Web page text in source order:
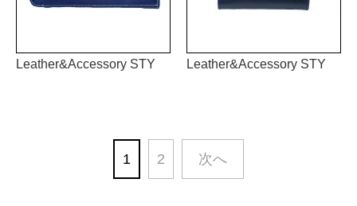
Leather&Accessory STY Leather&Accessory STY
1 2 次へ